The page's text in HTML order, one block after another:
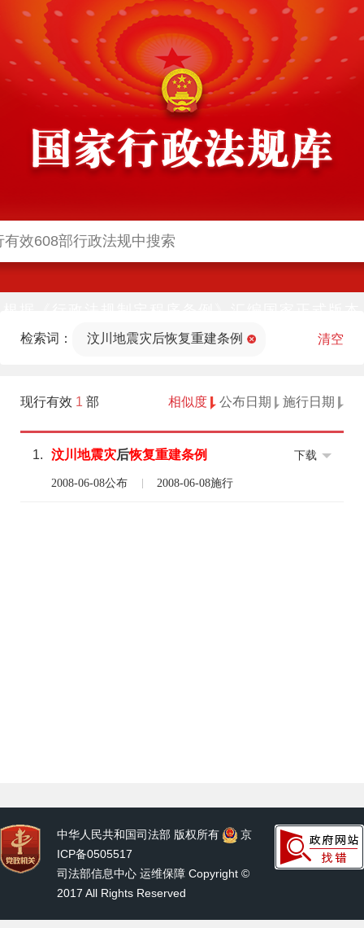
法部官网)同步公布
检索词： 汶川地震灾后恢复重建条例 清空
现行有效 1 部 相似度 公布日期 施行日期
1. 汶川 地震灾后恢复重建条例
2008-06-08公布 2008-06-08施行
下载
中华人民共和国司法部 版权所有
京
ICP备0505517
司法部信息中心 运维保障 Copyright ©
2017 All Rights Reserved